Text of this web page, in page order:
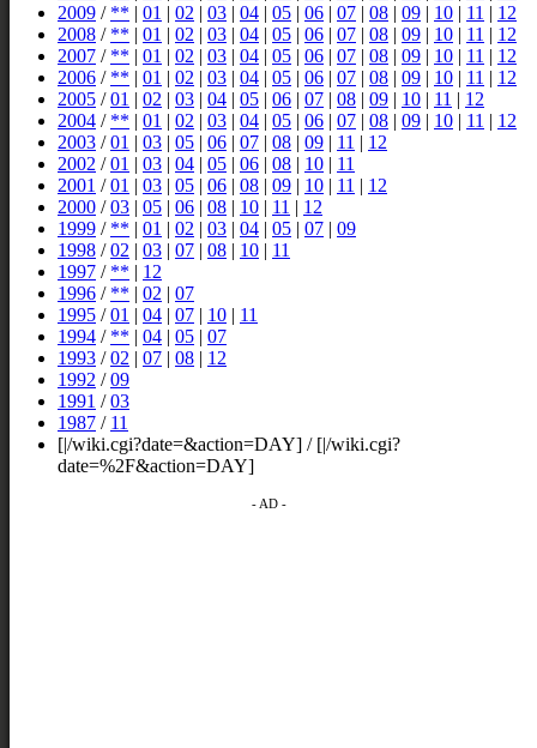
2009 / ** | 01 | 02 | 03 | 04 | 05 | 06 | 07 | 08 | 09 | 10 | 11 | 12
2008 / ** | 01 | 02 | 03 | 04 | 05 | 06 | 07 | 08 | 09 | 10 | 11 | 12
2007 / ** | 01 | 02 | 03 | 04 | 05 | 06 | 07 | 08 | 09 | 10 | 11 | 12
2006 / ** | 01 | 02 | 03 | 04 | 05 | 06 | 07 | 08 | 09 | 10 | 11 | 12
2005 /01 | 02 | 03 | 04 | 05 | 06 | 07 | 08 | 09 | 10 | 11 | 12
2004 / ** | 01 | 02 | 03 | 04 | 05 | 06 | 07 | 08 | 09 | 10 | 11 | 12
2003 /01 | 03 | 05 | 06 | 07 | 08 | 09 | 11 | 12
2002 /01 | 03 | 04 | 05 | 06 | 08 | 10 | 11
2001 /01 | 03 | 05 | 06 | 08 | 09 | 10 | 11 | 12
2000 /03 | 05 | 06 | 08 | 10 | 11 | 12
1999 / ** | 01 | 02 | 03 | 04 | 05 | 07 | 09
1998 /02 | 03 | 07 | 08 | 10 | 11
1997 / ** | 12
1996 / ** | 02 | 07
1995 /01 | 04 | 07 | 10 | 11
1994 / ** | 04 | 05 | 07
1993 /02 | 07 | 08 | 12
1992 /09
1991 /03
1987 / 11
[|/wiki.cgi?date=&action=DAY] / [|/wiki.cgi?
date=%2F&action=DAY]
- AD -